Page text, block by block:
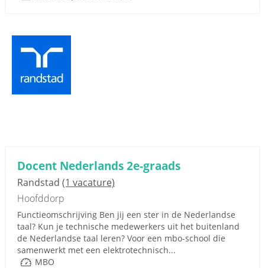
Docent Nederlands 2e-graads
Randstad (1 vacature)
Hoofddorp
Functieomschrijving Ben jij een ster in de Nederlandse
taal? Kun je technische medewerkers uit het buitenland
de Nederlandse taal leren? Voor een mbo-school die
samenwerkt met een elektrotechnisch...
MBO